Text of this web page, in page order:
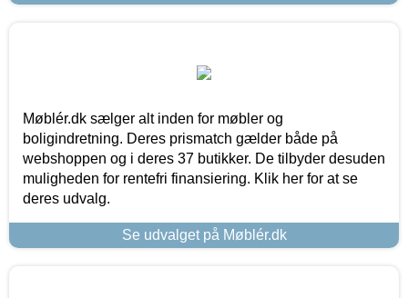
Møblér.dk sælger alt inden for møbler og
boligindretning. Deres prismatch gælder både på
webshoppen og i deres 37 butikker. De tilbyder desuden
muligheden for rentefri finansiering. Klik her for at se
deres udvalg.
Se udvalget på Møblér.dk